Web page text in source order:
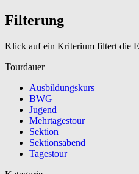
Filterung
Klick auf ein Kriterium filtert die
Tourdauer
Ausbildungskurs
BWG
Jugend
Mehrtagestour
Sektion
Sektionsabend
Tagestour